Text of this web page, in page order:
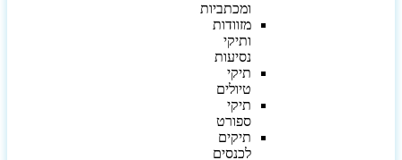
ומכתביות
מזוודות
ותיקי
נסיעות
תיקי
טיולים
תיקי
ספורט
תיקים
לכנסים